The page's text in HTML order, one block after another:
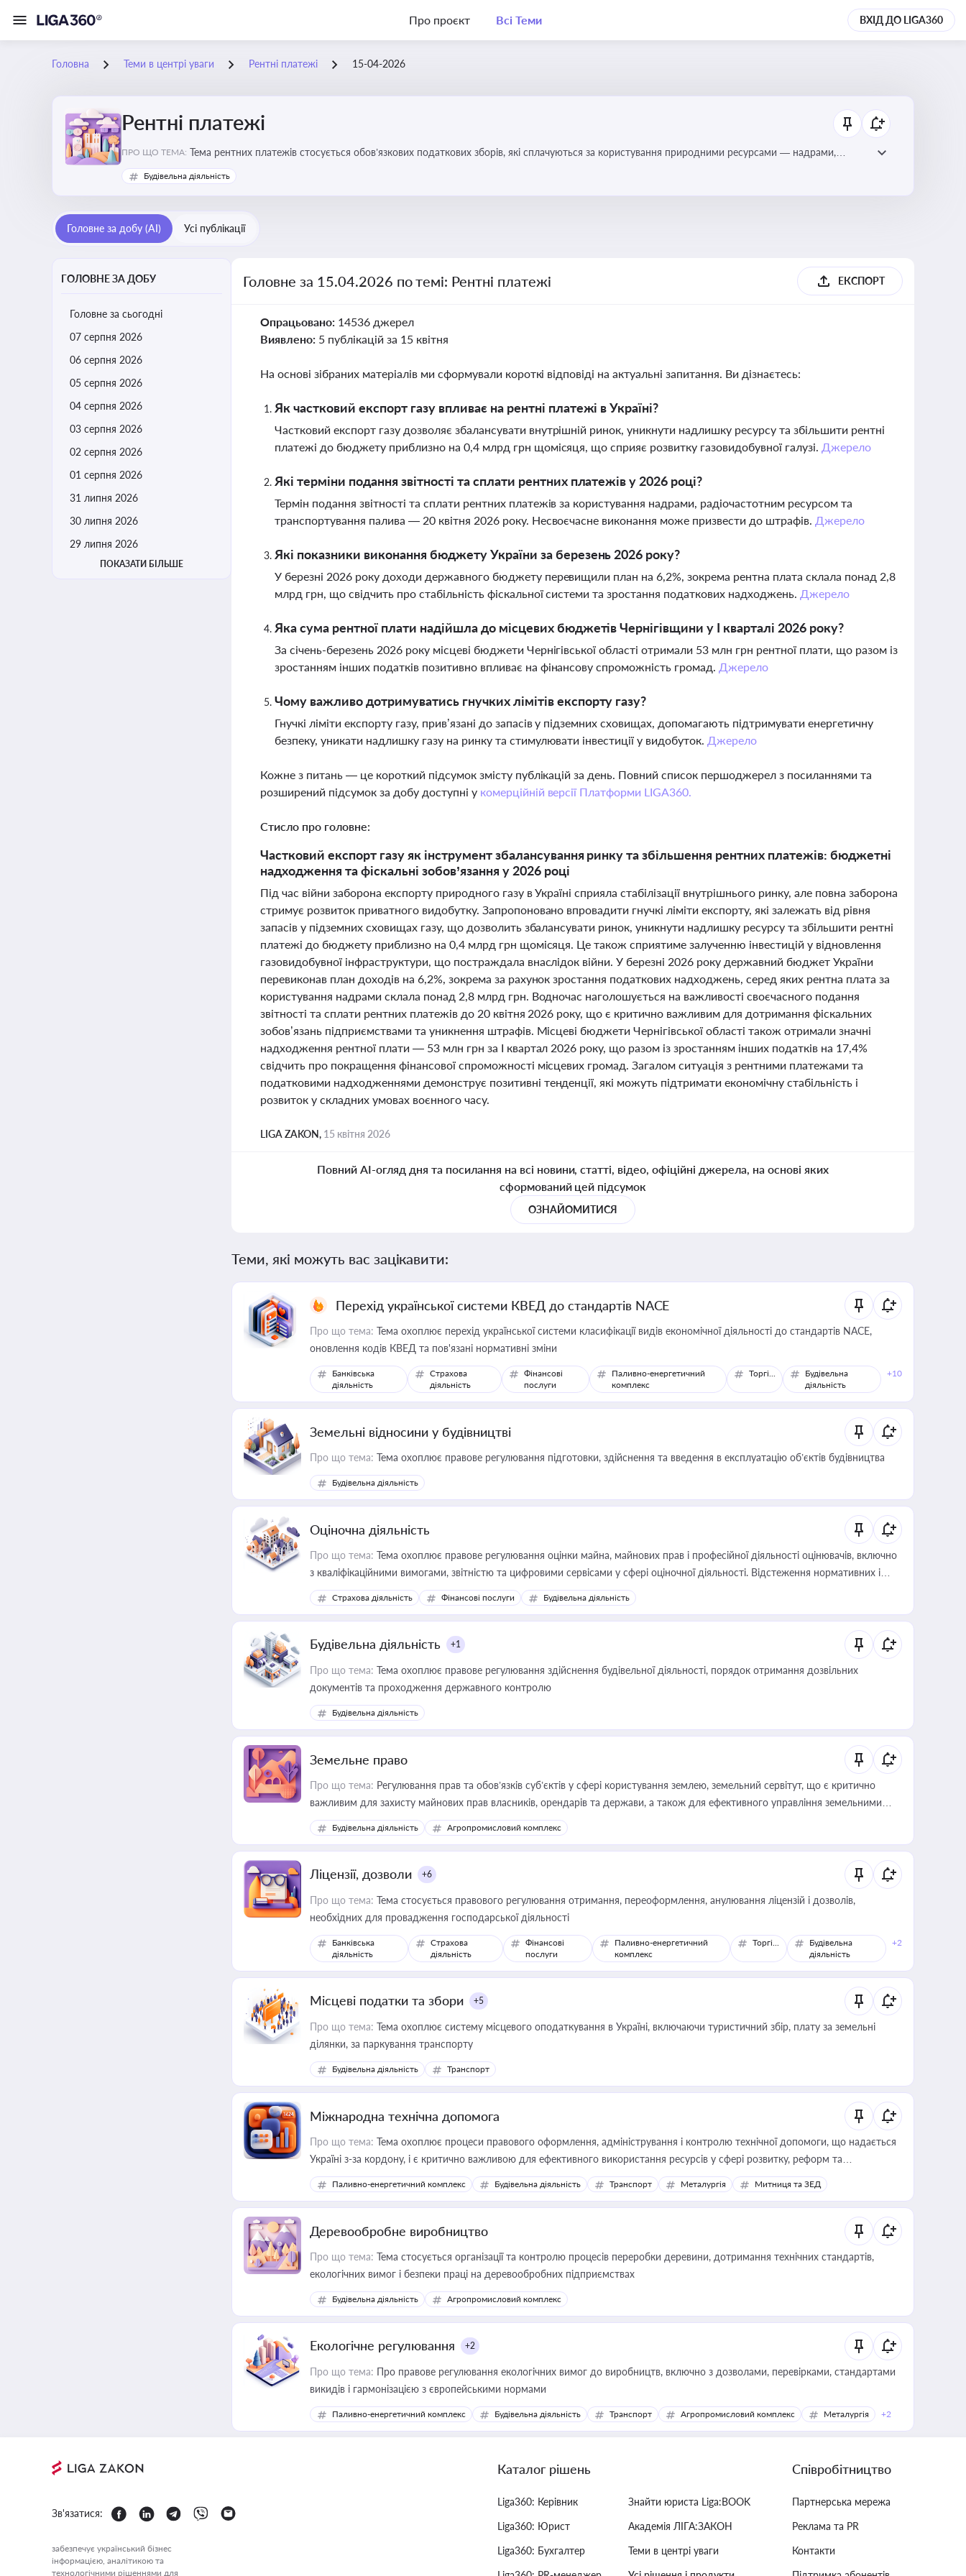
Про проєкт Всі Теми ВХІД ДО LIGA360
Головна Теми в центрі уваги Рентні платежі 15-04-2026
Рентні платежі
ПРО ЩО ТЕМА: Тема рентних платежів стосується обов’язкових податкових зборів, які сплачуються за користування природними ресурсами — надрами,
водою, лісами
Будівельна діяльність
Головне за добу (AI) Усі публікації
ГОЛОВНЕ ЗА ДОБУ
Головне за сьогодні
07 серпня 2026
06 серпня 2026
05 серпня 2026
04 серпня 2026
03 серпня 2026
02 серпня 2026
01 серпня 2026
31 липня 2026
30 липня 2026
29 липня 2026
ПОКАЗАТИ БІЛЬШЕ
Головне за 15.04.2026 по темі: Рентні платежі ЕКСПОРТ
Опрацьовано: 14536 джерел
Виявлено: 5 публікацій за 15 квітня
На основі зібраних матеріалів ми сформували короткі відповіді на актуальні запитання. Ви дізнаєтесь:
Як частковий експорт газу впливає на рентні платежі в Україні?
Частковий експорт газу дозволяє збалансувати внутрішній ринок, уникнути надлишку ресурсу та збільшити рентні
платежі до бюджету приблизно на 0,4 млрд грн щомісяця, що сприяє розвитку газовидобувної галузі. Джерело
Які терміни подання звітності та сплати рентних платежів у 2026 році?
Термін подання звітності та сплати рентних платежів за користування надрами, радіочастотним ресурсом та
транспортування палива — 20 квітня 2026 року. Несвоєчасне виконання може призвести до штрафів. Джерело
Які показники виконання бюджету України за березень 2026 року?
У березні 2026 року доходи державного бюджету перевищили план на 6,2%, зокрема рентна плата склала понад 2,8
млрд грн, що свідчить про стабільність фіскальної системи та зростання податкових надходжень. Джерело
Яка сума рентної плати надійшла до місцевих бюджетів Чернігівщини у І кварталі 2026 року?
За січень-березень 2026 року місцеві бюджети Чернігівської області отримали 53 млн грн рентної плати, що разом із
зростанням інших податків позитивно впливає на фінансову спроможність громад. Джерело
Чому важливо дотримуватись гнучких лімітів експорту газу?
Гнучкі ліміти експорту газу, прив’язані до запасів у підземних сховищах, допомагають підтримувати енергетичну
безпеку, уникати надлишку газу на ринку та стимулювати інвестиції у видобуток. Джерело
Кожне з питань — це короткий підсумок змісту публікацій за день. Повний список першоджерел з посиланнями та
розширений підсумок за добу доступні у комерційній версії Платформи LIGA360.
Стисло про головне:
Частковий експорт газу як інструмент збалансування ринку та збільшення рентних платежів: бюджетні
надходження та фіскальні зобов’язання у 2026 році
Під час війни заборона експорту природного газу в Україні сприяла стабілізації внутрішнього ринку, але повна заборона
стримує розвиток приватного видобутку. Запропоновано впровадити гнучкі ліміти експорту, які залежать від рівня
запасів у підземних сховищах газу, що дозволить збалансувати ринок, уникнути надлишку ресурсу та збільшити рентні
платежі до бюджету приблизно на 0,4 млрд грн щомісяця. Це також сприятиме залученню інвестицій у відновлення
газовидобувної інфраструктури, що постраждала внаслідок війни. У березні 2026 року державний бюджет України
перевиконав план доходів на 6,2%, зокрема за рахунок зростання податкових надходжень, серед яких рентна плата за
користування надрами склала понад 2,8 млрд грн. Водночас наголошується на важливості своєчасного подання
звітності та сплати рентних платежів до 20 квітня 2026 року, що є критично важливим для дотримання фіскальних
зобов’язань підприємствами та уникнення штрафів. Місцеві бюджети Чернігівської області також отримали значні
надходження рентної плати — 53 млн грн за І квартал 2026 року, що разом із зростанням інших податків на 17,4%
свідчить про покращення фінансової спроможності місцевих громад. Загалом ситуація з рентними платежами та
податковими надходженнями демонструє позитивні тенденції, які можуть підтримати економічну стабільність і
розвиток у складних умовах воєнного часу.
LIGA ZAKON, 15 квітня 2026
Повний AI-огляд дня та посилання на всі новини, статті, відео, офіційні джерела, на основі яких
сформований цей підсумок
ОЗНАЙОМИТИСЯ
Теми, які можуть вас зацікавити:
Перехід української системи КВЕД до стандартів NACE
Про що тема: Тема охоплює перехід української системи класифікації видів економічної діяльності до стандартів NACE,
оновлення кодів КВЕД та пов'язані нормативні зміни
Банківська
діяльність
Страхова
діяльність
Фінансові
послуги
Паливно-енергетичний
комплекс
Торгівля
Будівельна
діяльність
+10
Земельні відносини у будівництві
Про що тема: Тема охоплює правове регулювання підготовки, здійснення та введення в експлуатацію об’єктів будівництва
Будівельна діяльність
Оціночна діяльність
Про що тема: Тема охоплює правове регулювання оцінки майна, майнових прав і професійної діяльності оцінювачів, включно
з кваліфікаційними вимогами, звітністю та цифровими сервісами у сфері оціночної діяльності. Відстеження нормативних і
медійних змін у цій сфері корисне для власника бізнесу, керівника, юриста або бухгалтера під час оподаткування,
приватизації, оренди державного майна, корпоративних угод і перевірки статусу суб'єктів оціночної діяльності
Страхова діяльність Фінансові послуги Будівельна діяльність
Будівельна діяльність +1
Про що тема: Тема охоплює правове регулювання здійснення будівельної діяльності, порядок отримання дозвільних
документів та проходження державного контролю
Будівельна діяльність
Земельне право
Про що тема: Регулювання прав та обов’язків суб’єктів у сфері користування землею, земельний сервітут, що є критично
важливим для захисту майнових прав власників, орендарів та держави, а також для ефективного управління земельними
ресурсами
Будівельна діяльність Агропромисловий комплекс
Ліцензії, дозволи +6
Про що тема: Тема стосується правового регулювання отримання, переоформлення, анулювання ліцензій і дозволів,
необхідних для провадження господарської діяльності
Банківська
діяльність
Страхова
діяльність
Фінансові
послуги
Паливно-енергетичний
комплекс
Торгівля
Будівельна
діяльність
+2
Місцеві податки та збори +5
Про що тема: Тема охоплює систему місцевого оподаткування в Україні, включаючи туристичний збір, плату за земельні
ділянки, за паркування транспорту
Будівельна діяльність Транспорт
Міжнародна технічна допомога
Про що тема: Тема охоплює процеси правового оформлення, адміністрування і контролю технічної допомоги, що надається
Україні з-за кордону, і є критично важливою для ефективного використання ресурсів у сфері розвитку, реформ та
інфраструктурних проєктів
Паливно-енергетичний комплекс Будівельна діяльність Транспорт Металургія Митниця та ЗЕД
Деревообробне виробництво
Про що тема: Тема стосується організації та контролю процесів переробки деревини, дотримання технічних стандартів,
екологічних вимог і безпеки праці на деревообробних підприємствах
Будівельна діяльність Агропромисловий комплекс
Екологічне регулювання +2
Про що тема: Про правове регулювання екологічних вимог до виробництв, включно з дозволами, перевірками, стандартами
викидів і гармонізацією з європейськими нормами
Паливно-енергетичний комплекс Будівельна діяльність Транспорт Агропромисловий комплекс Металургія +2
Зв'язатися:
забезпечує український бізнес
інформацією, аналітикою та
технологічними рішеннями для
Каталог рішень
Liga360: Керівник
Liga360: Юрист
Liga360: Бухгалтер
Знайти юриста Liga:BOOK
Академія ЛІГА:ЗАКОН
Теми в центрі уваги
Співробітництво
Партнерська мережа
Реклама та PR
Контакти